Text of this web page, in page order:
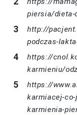
piersia/dieta-
http://
podczas-
https://
karmieniu/
https://
karmiacej-
karmienia-